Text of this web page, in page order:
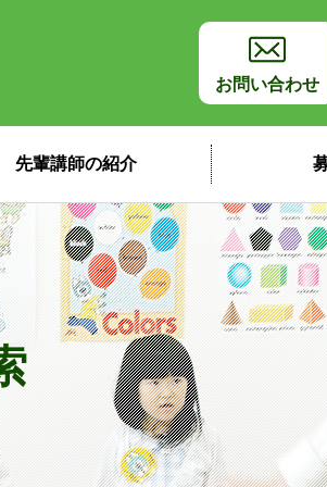
ッピーキッズクラブ 講師採用サイト
お問い合わせ
先輩講師の紹介